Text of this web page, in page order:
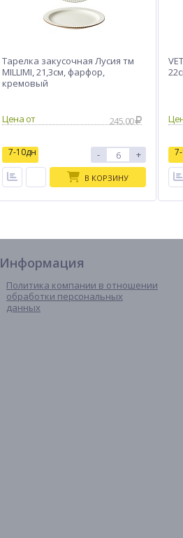
Тарелка закусочная Лусия тм
MILLIMI, 21,3см, фарфор,
кремовый
245.00
7-10дн - +
В КОРЗИНУ
Информация
Политика компании в отношении
обработки персональных
данных